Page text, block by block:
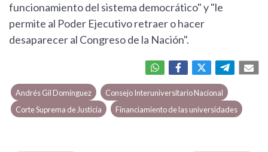
funcionamiento del sistema democrático" y "le
permite al Poder Ejecutivo retraer o hacer
desaparecer al Congreso de la Nación".
Andrés Gil Domínguez
Consejo Interuniversitario Nacional
Corte Suprema de Justicia
Financiamiento de las universidades